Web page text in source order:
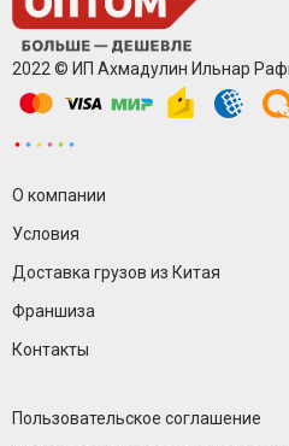
2022 © ИП Ахмадулин Ильнар
О компании
Условия
Доставка грузов из Китая
Франшиза
Контакты
Пользовательское соглашение